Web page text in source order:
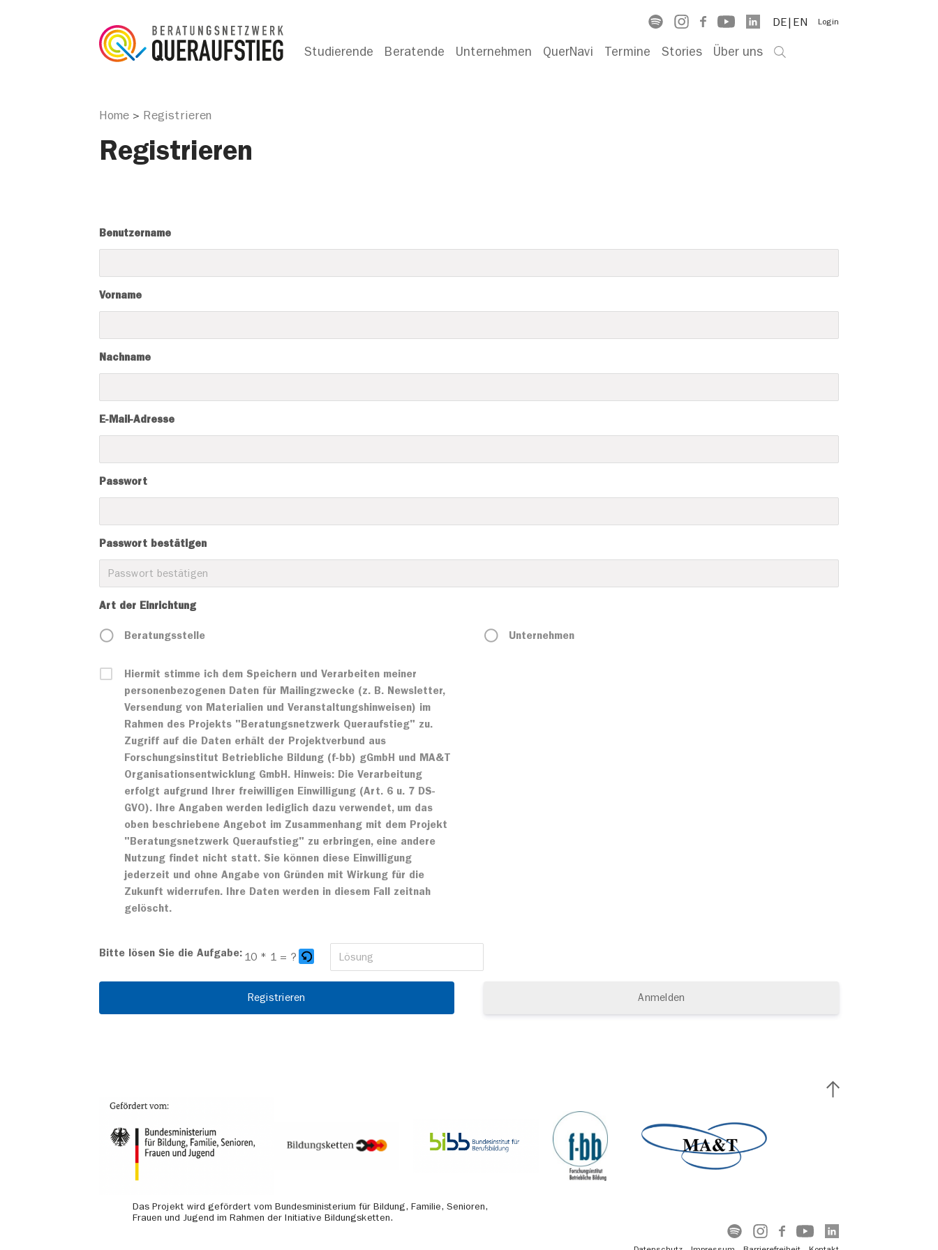
Studierende Beratende Unternehmen QuerNavi Termine Stories Über uns
DE EN Login
Home > Registrieren
Registrieren
Benutzername
Vorname
Nachname
E-Mail-Adresse
Passwort
Passwort bestätigen
Art der Einrichtung
Beratungsstelle Unternehmen
Hiermit stimme ich dem Speichern und Verarbeiten meiner
personenbezogenen Daten für Mailingzwecke (z. B. Newsletter,
Versendung von Materialien und Veranstaltungshinweisen) im
Rahmen des Projekts "Beratungsnetzwerk Queraufstieg" zu.
Zugriff auf die Daten erhält der Projektverbund aus
Forschungsinstitut Betriebliche Bildung (f-bb) gGmbH und MA&T
Organisationsentwicklung GmbH. Hinweis: Die Verarbeitung
erfolgt aufgrund Ihrer freiwilligen Einwilligung (Art. 6 u. 7 DS-
GVO). Ihre Angaben werden lediglich dazu verwendet, um das
oben beschriebene Angebot im Zusammenhang mit dem Projekt
"Beratungsnetzwerk Queraufstieg" zu erbringen, eine andere
Nutzung findet nicht statt. Sie können diese Einwilligung
jederzeit und ohne Angabe von Gründen mit Wirkung für die
Zukunft widerrufen. Ihre Daten werden in diesem Fall zeitnah
gelöscht.
Bitte lösen Sie die Aufgabe: 10 * 1 = ?
Bitte
im
ein,
zu
bestätigen,
Anmelden
Das Projekt wird gefördert vom Bundesministerium für Bildung, Familie, Senioren,
Frauen und Jugend im Rahmen der Initiative Bildungsketten.